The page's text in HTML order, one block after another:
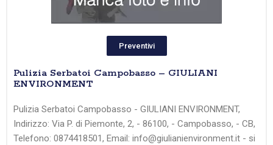
Preventivi
Pulizia Serbatoi Campobasso – GIULIANI
ENVIRONMENT
Pulizia Serbatoi Campobasso - GIULIANI ENVIRONMENT,
Indirizzo: Via P. di Piemonte, 2, - 86100, - Campobasso, - CB,
Telefono: 0874418501, Email: info@giulianienvironment.it - si